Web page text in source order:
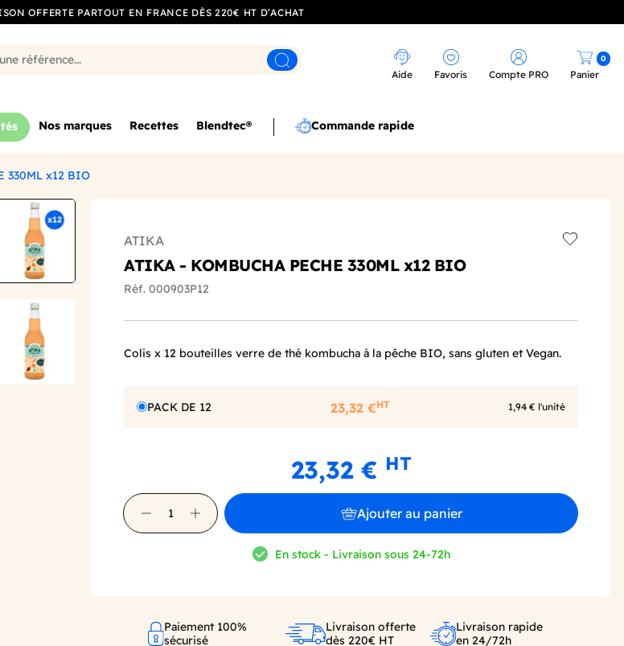
OFFERTE PARTOUT EN FRANCE DÈS 220€ HT D’ACHAT
Rechercher
Aide Favoris Compte PRO Panier
0
Nos marques Recettes Blendtec® Commande rapide
330ML x12 BIO
ATIKA
ATIKA - KOMBUCHA PECHE 330ML x12 BIO
Réf. 000903P12
Colis x 12 bouteilles verre de thé kombucha à la pêche BIO, sans gluten et Vegan.
PACK DE 12 23,32 €HT 1,94 € l'unité
23,32 € HT
Ajouter au panier
En stock - Livraison sous 24-72h
Paiement 100%
sécurisé
Livraison offerte
dès 220€ HT
Livraison rapide
en 24/72h